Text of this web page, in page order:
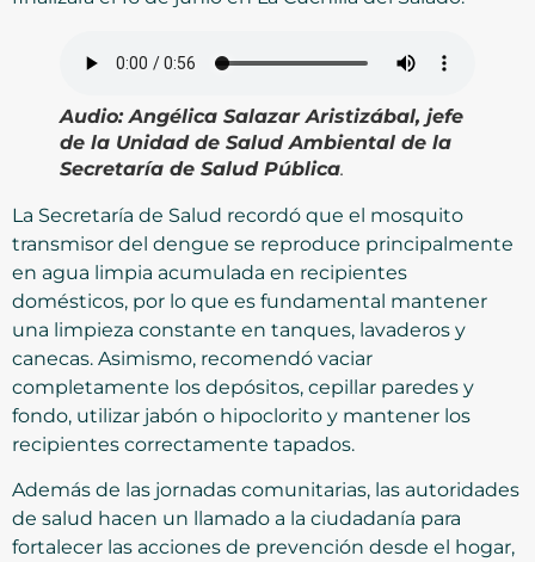
Audio:Angélica Salazar Aristizábal, jefe
de la Unidad de Salud Ambiental de la
Secretaría de Salud Pública.
La Secretaría de Salud recordó que el mosquito
transmisor del dengue se reproduce principalmente
en agua limpia acumulada en recipientes
domésticos, por lo que es fundamental mantener
una limpieza constante en tanques, lavaderos y
canecas. Asimismo, recomendó vaciar
completamente los depósitos, cepillar paredes y
fondo, utilizar jabón o hipoclorito y mantener los
recipientes correctamente tapados.
Además de las jornadas comunitarias, las autoridades
de salud hacen un llamado a la ciudadanía para
fortalecer las acciones de prevención desde el hogar,